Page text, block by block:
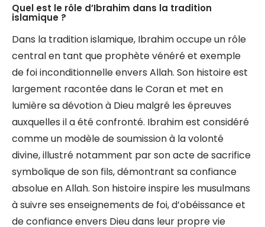
Quel est le rôle d’Ibrahim dans la tradition
islamique ?
Dans la tradition islamique, Ibrahim occupe un rôle
central en tant que prophète vénéré et exemple
de foi inconditionnelle envers Allah. Son histoire est
largement racontée dans le Coran et met en
lumière sa dévotion à Dieu malgré les épreuves
auxquelles il a été confronté. Ibrahim est considéré
comme un modèle de soumission à la volonté
divine, illustré notamment par son acte de sacrifice
symbolique de son fils, démontrant sa confiance
absolue en Allah. Son histoire inspire les musulmans
à suivre ses enseignements de foi, d’obéissance et
de confiance envers Dieu dans leur propre vie